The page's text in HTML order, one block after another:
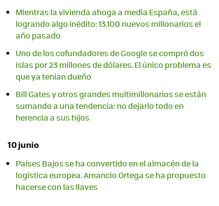
Mientras la vivienda ahoga a media España, está
logrando algo inédito: 13.100 nuevos millonarios el
año pasado
Uno de los cofundadores de Google se compró dos
islas por 23 millones de dólares. El único problema es
que ya tenían dueño
Bill Gates y otros grandes multimillonarios se están
sumando a una tendencia: no dejarlo todo en
herencia a sus hijos
10 junio
Países Bajos se ha convertido en el almacén de la
logística europea. Amancio Ortega se ha propuesto
hacerse con las llaves